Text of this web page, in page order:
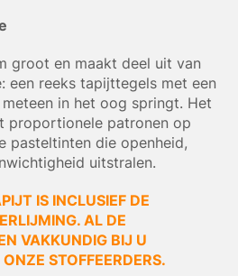
groot en maakt deel uit van
een reeks tapijttegels met een
in het oog springt. Het
proportionele patronen op
pasteltinten die openheid,
uitstralen.
IS INCLUSIEF DE
AL DE
VAKKUNDIG BIJ U
STOFFEERDERS.